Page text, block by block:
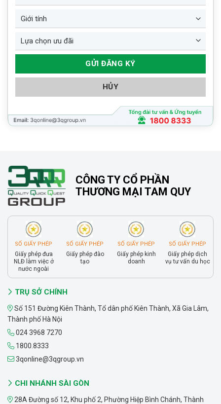
HỦY
CÔNG TY CỔ PHẦN
THƯƠNG MẠI TAM QUY
SỐ GIẤY PHÉP
Giấy phép đưa
NLĐ làm việc ở
nước ngoài
SỐ GIẤY PHÉP
Giấy phép đào
tạo
SỐ GIẤY PHÉP
Giấy phép kinh
doanh
SỐ GIẤY PHÉP
Giấy phép dịch
vụ tư vấn du học
TRỤ SỞ CHÍNH
Số 151 Đường Kiên Thành, Tổ dân phố Kiên Thành, Xã Gia Lâm,
Thành phố Hà Nội
024 3968 7270
1800.8333
3qonline@3qgroup.vn
CHI NHÁNH SÀI GÒN
28A Đường số 12, Khu phố 2, Phường Hiệp Bình Chánh, Thành